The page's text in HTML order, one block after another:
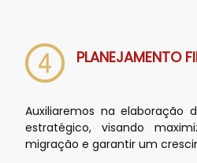
PLANEJAMENTO
Auxiliaremos na elaboração
estratégico, visando
migração e garantir um